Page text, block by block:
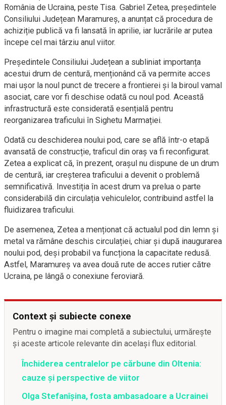
România de Ucraina, peste Tisa. Gabriel Zetea, președintele
Consiliului Județean Maramureș, a anunțat că procedura de
achiziție publică va fi lansată în aprilie, iar lucrările ar putea
începe cel mai târziu anul viitor.
Președintele Consiliului Județean a subliniat importanța
acestui drum de centură, menționând că va permite acces
mai ușor la noul punct de trecere a frontierei și la biroul vamal
asociat, care vor fi deschise odată cu noul pod. Această
infrastructură este considerată esențială pentru
reorganizarea traficului în Sighetu Marmației.
Odată cu deschiderea noului pod, care se află într-o etapă
avansată de construcție, traficul din oraș va fi reconfigurat.
Zetea a explicat că, în prezent, orașul nu dispune de un drum
de centură, iar creșterea traficului a devenit o problemă
semnificativă. Investiția în acest drum va prelua o parte
considerabilă din circulația vehiculelor, contribuind astfel la
fluidizarea traficului.
De asemenea, Zetea a menționat că actualul pod din lemn și
metal va rămâne deschis circulației, chiar și după inaugurarea
noului pod, deși probabil va funcționa la capacitate redusă.
Astfel, Maramureș va avea două rute de acces rutier către
Ucraina, pe lângă o conexiune feroviară.
Context și subiecte conexe
Pentru o imagine mai completă a subiectului, urmărește
și aceste articole relevante din același flux editorial.
Închiderea centralelor pe cărbune din Oltenia:
cauze și perspective de viitor
Olga Stefanîşina, fosta ambasadoare a Ucrainei